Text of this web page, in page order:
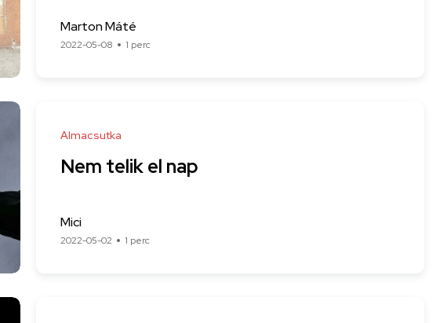
Marton Máté
2022-05-08 1 perc
Almacsutka
Nem telik el nap
Mici
2022-05-02 1 perc